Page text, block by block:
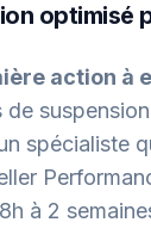
optimisé
action à
spécialiste
à 2